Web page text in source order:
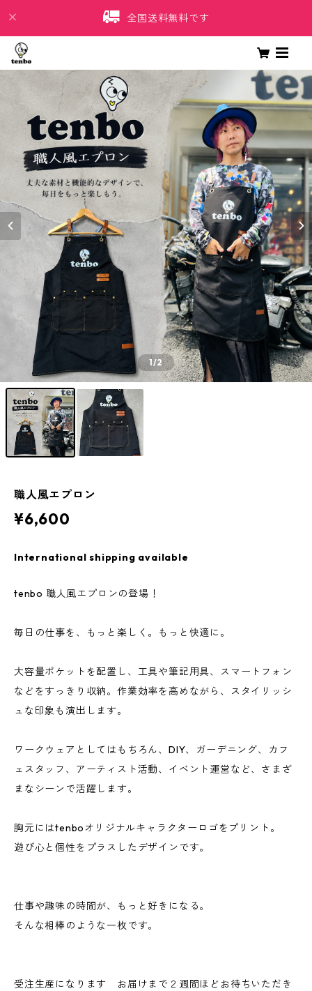
全国送料無料です
1/2
職人風エプロン
¥6,600
International shipping available
tenbo 職人風エプロンの登場！
毎日の仕事を、もっと楽しく。もっと快適に。
大容量ポケットを配置し、工具や筆記用具、スマートフォン
などをすっきり収納。作業効率を高めながら、スタイリッシ
ュな印象も演出します。
ワークウェアとしてはもちろん、DIY、ガーデニング、カフ
ェスタッフ、アーティスト活動、イベント運営など、さまざ
まなシーンで活躍します。
胸元にはtenboオリジナルキャラクターロゴをプリント。
遊び心と個性をプラスしたデザインです。
仕事や趣味の時間が、もっと好きになる。
そんな相棒のような一枚です。
受注生産になります お届けまで２週間ほどお待ちいただき